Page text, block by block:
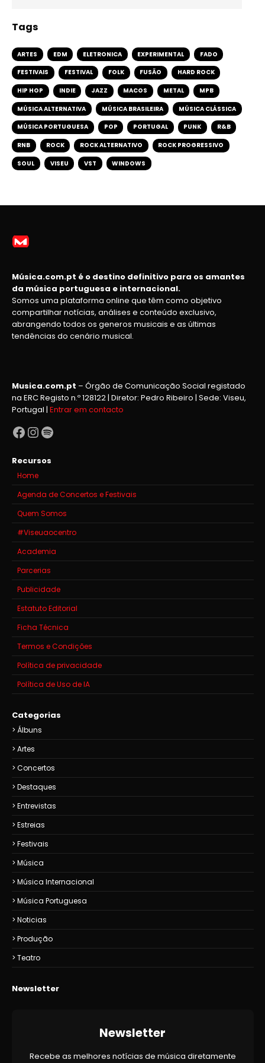
Tags
ARTES EDM ELETRONICA EXPERIMENTAL FADO
FESTIVAIS FESTIVAL FOLK FUSÃO HARD ROCK
HIP HOP INDIE JAZZ MACOS METAL MPB
MÚSICA ALTERNATIVA MÚSICA BRASILEIRA MÚSICA CLÁSSICA
MÚSICA PORTUGUESA POP PORTUGAL PUNK R&B
RNB ROCK ROCK ALTERNATIVO ROCK PROGRESSIVO
SOUL VISEU VST WINDOWS
Música.com.pt é o destino definitivo para os amantes
da música portuguesa e internacional.
Somos uma plataforma online que têm como objetivo
compartilhar notícias, análises e conteúdo exclusivo,
abrangendo todos os generos musicais e as últimas
tendências do cenário musical.
Musica.com.pt – Órgão de Comunicação Social registado
na ERC Registo n.º 128122 | Diretor: Pedro Ribeiro | Sede: Viseu,
Portugal | Entrar em contacto
Facebook
Instagram
Spotify
Recursos
Home
Agenda de Concertos e Festivais
Quem Somos
#Viseuaocentro
Academia
Parcerias
Publicidade
Estatuto Editorial
Ficha Técnica
Termos e Condições
Política de privacidade
Política de Uso de IA
Categorias
Álbuns
Artes
Concertos
Destaques
Entrevistas
Estreias
Festivais
Música
Música Internacional
Música Portuguesa
Noticias
Produção
Teatro
Newsletter
Newsletter
Recebe as melhores notícias de música diretamente